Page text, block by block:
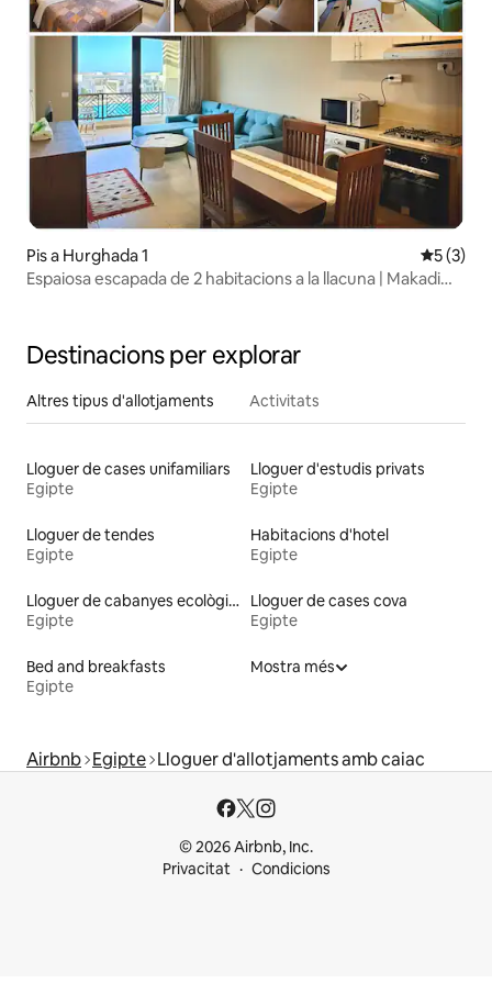
Pis a Hurghada 1 5 de
5 (3)
Espaiosa escapada de 2 habitacions a la llacuna | Makadi
Destinacions per explorar
Altres tipus d'allotjaments Activitats
Lloguer de cases unifamiliars
Egipte
Lloguer d'estudis privats
Egipte
Lloguer de tendes
Egipte
Habitacions d'hotel
Egipte
Lloguer de cabanyes ecològiques a la natura
Egipte
Lloguer de cases cova
Egipte
Bed and breakfasts
Egipte
Mostra més
Airbnb Egipte Lloguer d'allotjaments amb caiac
© 2026 Airbnb, Inc.
Privacitat
Condicions